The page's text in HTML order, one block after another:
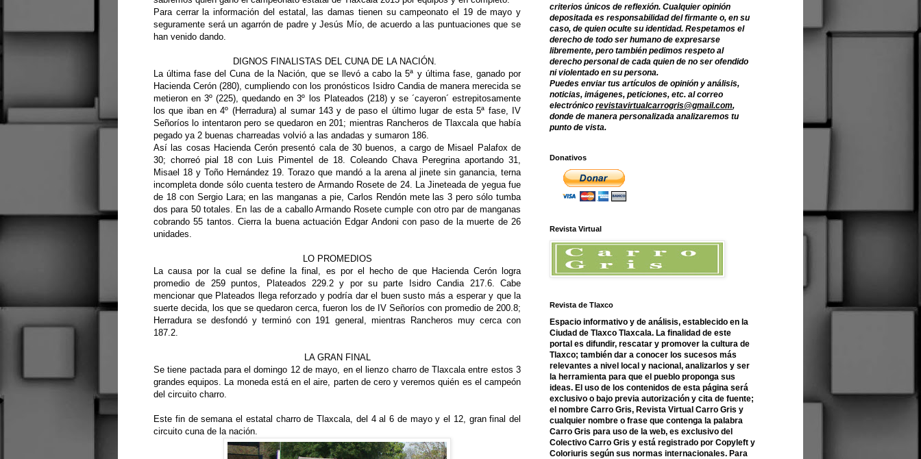
Para cerrar la información del estatal, las damas tienen su campeonato el 19 de mayo y
seguramente será un agarrón de padre y Jesús Mío, de acuerdo a las puntuaciones que se
han venido dando.
DIGNOS FINALISTAS DEL CUNA DE LA NACIÓN.
La última fase del Cuna de la Nación, que se llevó a cabo la 5ª y última fase, ganado por
Hacienda Cerón (280), cumpliendo con los pronósticos Isidro Candia de manera merecida se
metieron en 3º (225), quedando en 3º los Plateados (218) y se ´cayeron´ estrepitosamente
los que iban en 4º (Herradura) al sumar 143 y de paso el último lugar de esta 5ª fase, IV
Señoríos lo intentaron pero se quedaron en 201; mientras Rancheros de Tlaxcala que había
pegado ya 2 buenas charreadas volvió a las andadas y sumaron 186.
Así las cosas Hacienda Cerón presentó cala de 30 buenos, a cargo de Misael Palafox de
30; chorreó pial 18 con Luis Pimentel de 18. Coleando Chava Peregrina aportando 31,
Misael 18 y Toño Hernández 19. Torazo que mandó a la arena al jinete sin ganancia, terna
incompleta donde sólo cuenta testero de Armando Rosete de 24. La Jineteada de yegua fue
de 18 con Sergio Lara; en las manganas a pie, Carlos Rendón mete las 3 pero sólo tumba
dos para 50 totales. En las de a caballo Armando Rosete cumple con otro par de manganas
cobrando 55 tantos. Cierra la buena actuación Edgar Andoni con paso de la muerte de 26
unidades.
LO PROMEDIOS
La causa por la cual se define la final, es por el hecho de que Hacienda Cerón logra
promedio de 259 puntos, Plateados 229.2 y por su parte Isidro Candia 217.6. Cabe
mencionar que Plateados llega reforzado y podría dar el buen susto más a esperar y que la
suerte decida, los que se quedaron cerca, fueron los de IV Señoríos con promedio de 200.8;
Herradura se desfondó y terminó con 191 general, mientras Rancheros muy cerca con
187.2.
LA GRAN FINAL
Se tiene pactada para el domingo 12 de mayo, en el lienzo charro de Tlaxcala entre estos 3
grandes equipos. La moneda está en el aire, parten de cero y veremos quién es el campeón
del circuito charro.
Este fin de semana el estatal charro de Tlaxcala, del 4 al 6 de mayo y el 12, gran final del
circuito cuna de la nación.
criterios únicos de reflexión. Cualquier opinión
depositada es responsabilidad del firmante o, en su
caso, de quien oculte su identidad. Respetamos el
derecho de todo ser humano de expresarse
libremente, pero también pedimos respeto al
derecho personal de cada quien de no ser ofendido
ni violentado en su persona.
Puedes enviar tus artículos de opinión y análisis,
noticias, imágenes, peticiones, etc. al correo
electrónico revistavirtualcarrogris@gmail.com,
donde de manera personalizada analizaremos tu
punto de vista.
Donativos
Revista Virtual
Revista de Tlaxco
Espacio informativo y de análisis, establecido en la
Ciudad de Tlaxco Tlaxcala. La finalidad de este
portal es difundir, rescatar y promover la cultura de
Tlaxco; también dar a conocer los sucesos más
relevantes a nivel local y nacional, analizarlos y ser
la herramienta para que el pueblo proponga sus
ideas. El uso de los contenidos de esta página será
exclusivo o bajo previa autorización y cita de fuente;
el nombre Carro Gris, Revista Virtual Carro Gris y
cualquier nombre o frase que contenga la palabra
Carro Gris para uso de la web, es exclusivo del
Colectivo Carro Gris y está registrado por Copyleft y
Coloriuris según sus normas internacionales. Para